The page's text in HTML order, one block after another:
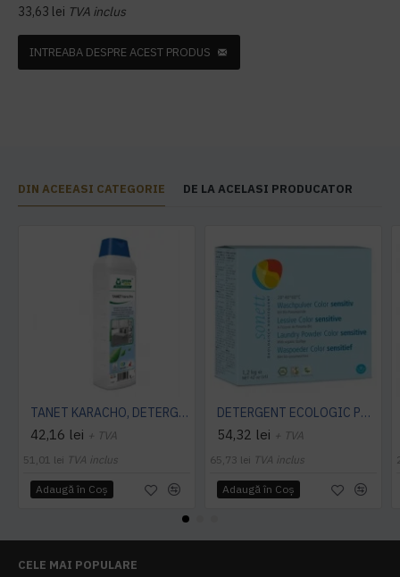
33,63 lei TVA inclus
INTREABA DESPRE ACEST PRODUS
DIN ACEEASI CATEGORIE DE LA ACELASI PRODUCATOR
TANET KARACHO, DETERGENT ENZIMATIC PENTRU COVOARE, 1 L
42,16 lei + TVA
51,01 lei TVA inclus
Adaugă în Coş
DETERGENT ECOLOGIC PRAF PT. RUFE NEUTRU 1.2KG Sonett
54,32 lei + TVA
65,73 lei TVA inclus
Adaugă în Coş
CELE MAI POPULARE